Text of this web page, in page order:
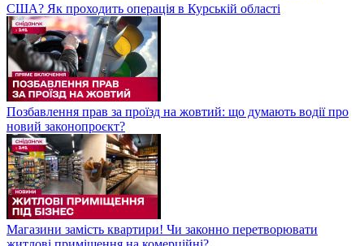
США? Як проходить операція в Курській області
Позбавлення прав за проїзд на жовтий: що думають водії про
новий законопроєкт?
Магазини замість квартири! Чи законно перетворювати